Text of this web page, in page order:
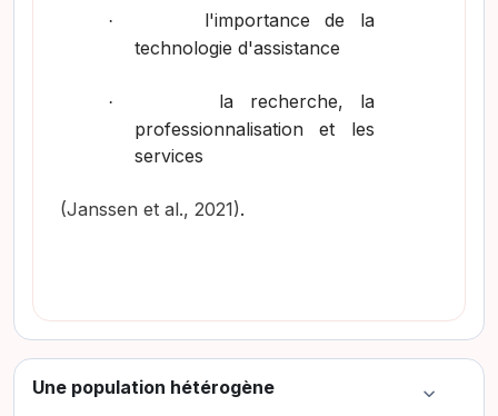
·
l'importance de la
technologie d'assistance
·
la recherche, la
professionnalisation et les
services
(Janssen et al., 2021).
Une population hétérogène
Colapsar